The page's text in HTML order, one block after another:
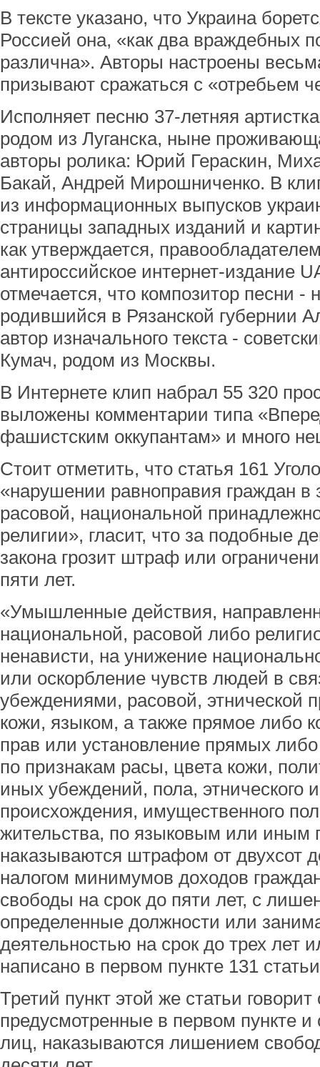
В тексте указано, что Украина
Россией она, «как два враждебных
различна». Авторы настроены
призывают сражаться с «отребьем
Исполняет песню 37-летняя
родом из Луганска, ныне
авторы ролика: Юрий Гераскин,
Бакай, Андрей Мирошниченко. В
из информационных выпусков
страницы западных изданий и
как утверждается,
антироссийское интернет-издание
отмечается, что композитор песни
родившийся в Рязанской губернии
автор изначального текста -
Кумач, родом из Москвы.
В Интернете клип набрал 55 320
выложены комментарии типа
фашистским оккупантам» и много
Стоит отметить, что статья 161
«нарушении равноправия граждан в
расовой, национальной
религии», гласит, что за подобные
закона грозит штраф или
пяти лет.
«Умышленные действия,
национальной, расовой либо
ненависти, на унижение
или оскорбление чувств людей в
убеждениями, расовой, этнической
кожи, языком, а также прямое либо
прав или установление прямых
по признакам расы, цвета кожи,
иных убеждений, пола, этнического
происхождения, имущественного
жительства, по языковым или иным
наказываются штрафом от двухсот
налогом минимумов доходов
свободы на срок до пяти лет, с
определенные должности или
деятельностью на срок до трех лет
написано в первом пункте 131
Третий пункт этой же статьи
предусмотренные в первом пункте
лиц, наказываются лишением